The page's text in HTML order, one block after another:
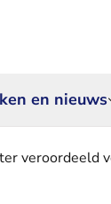
en nieuws
veroordeeld